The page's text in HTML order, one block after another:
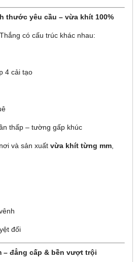
thước yêu cầu – vừa khít 100%
có cấu trúc khác nhau:
4 cải tạo
thấp – tường gấp khúc
và sản xuất vừa khít từng mm
đối
– đẳng cấp & bền vượt trội